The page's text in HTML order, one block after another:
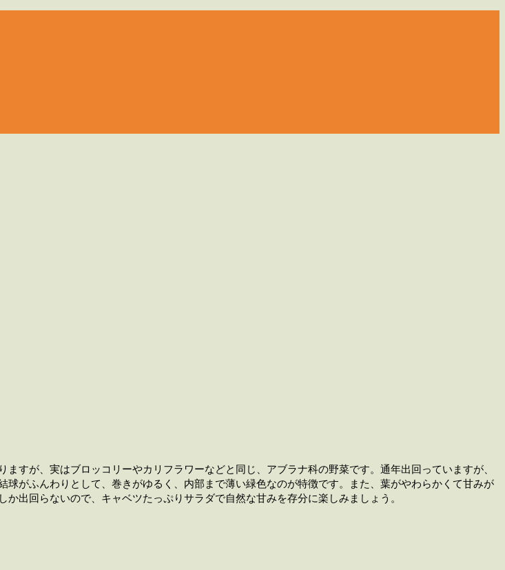
すが、実はブロッコリーやカリフラワーなどと同じ、アブラナ科の野菜です。通年出回っていますが、
がふんわりとして、巻きがゆるく、内部まで薄い緑色なのが特徴です。また、葉がやわらかくて甘みが
出回らないので、キャベツたっぷりサラダで自然な甘みを存分に楽しみましょう。